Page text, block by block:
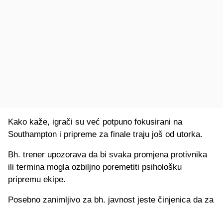
Kako kaže, igrači su već potpuno fokusirani na
Southampton i pripreme za finale traju još od utorka.
Bh. trener upozorava da bi svaka promjena protivnika
ili termina mogla ozbiljno poremetiti psihološku
pripremu ekipe.
Posebno zanimljivo za bh. javnost jeste činjenica da za